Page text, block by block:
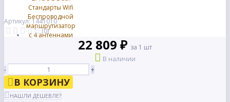
Артикул: 1441010
(0)
22 809 ₽ за 1 шт
В наличии
-
+
В КОРЗИНУ
НАШЛИ ДЕШЕВЛЕ?